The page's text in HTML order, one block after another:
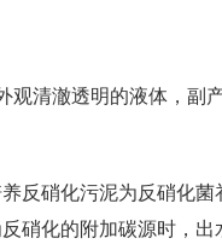
观清澈透明的液体，副
反硝化污泥为反硝化
硝化的附加碳源时，出